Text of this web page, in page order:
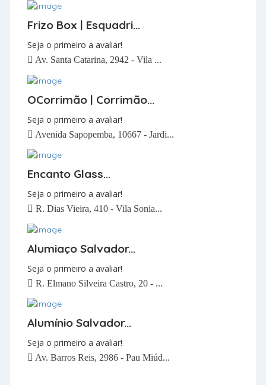
Frizo Box | Esquadri...
Seja o primeiro a avaliar!
Av. Santa Catarina, 2942 - Vila ...
OCorrimão | Corrimão...
Seja o primeiro a avaliar!
Avenida Sapopemba, 10667 - Jardi...
Encanto Glass...
Seja o primeiro a avaliar!
R. Dias Vieira, 410 - Vila Sonia...
Alumiaço Salvador...
Seja o primeiro a avaliar!
R. Elmano Silveira Castro, 20 - ...
Alumínio Salvador...
Seja o primeiro a avaliar!
Av. Barros Reis, 2986 - Pau Miúd...